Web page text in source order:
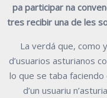
pa participar na
tres recibir una de les
La verdá que, como
d’usuarios asturianos
lo que se taba
d’un usuariu